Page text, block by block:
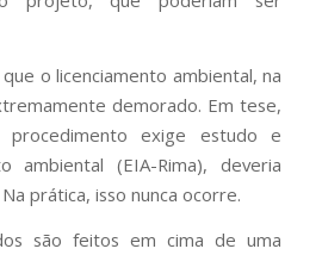
o licenciamento ambiental, na
demorado. Em tese,
exige estudo e
ambiental (EIA-Rima), deveria
prática, isso nunca ocorre.
são feitos em cima de uma